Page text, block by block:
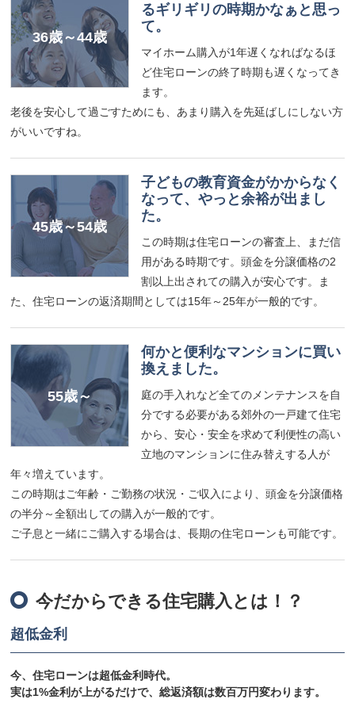
36歳～44歳
るギリギリの時期かなぁと思っ
て。
マイホーム購入が1年遅くなればなるほ
ど住宅ローンの終了時期も遅くなってき
ます。
老後を安心して過ごすためにも、あまり購入を先延ばしにしない方
がいいですね。
45歳～54歳
子どもの教育資金がかからなく
なって、やっと余裕が出まし
た。
この時期は住宅ローンの審査上、まだ信
用がある時期です。頭金を分譲価格の2
割以上出されての購入が安心です。ま
た、住宅ローンの返済期間としては15年～25年が一般的です。
55歳～
何かと便利なマンションに買い
換えました。
庭の手入れなど全てのメンテナンスを自
分でする必要がある郊外の一戸建て住宅
から、安心・安全を求めて利便性の高い
立地のマンションに住み替えする人が
年々増えています。
この時期はご年齢・ご勤務の状況・ご収入により、頭金を分譲価格
の半分～全額出しての購入が一般的です。
ご子息と一緒にご購入する場合は、長期の住宅ローンも可能です。
今だからできる住宅購入とは！？
超低金利
今、住宅ローンは超低金利時代。
実は1%金利が上がるだけで、総返済額は数百万円変わります。